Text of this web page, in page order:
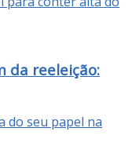
da reeleição: